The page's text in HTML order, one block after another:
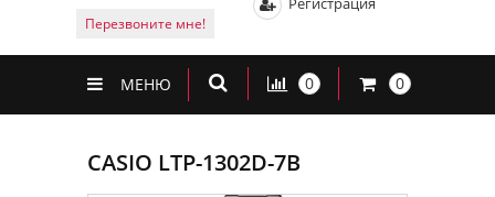
Перезвоните мне!
МЕНЮ 0 0
CASIO LTP-1302D-7B